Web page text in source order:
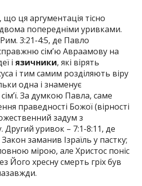
що ця аргументація тісно
двома попередніми уривками.
3:21-4:5, де Павло
сім’ю Авраамову на
іязичники, які вірять
і тим самим розділяють віру
одна і знаменує
За думкою Павла, саме
праведності Божої (вірності
задум з
Другий уривок – 7:1-8:11, де
заманив Ізраїль у пастку;
мірою, але Христос поніс
Його хресну смерть гріх був